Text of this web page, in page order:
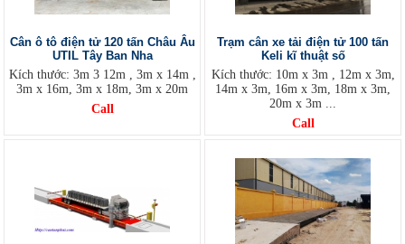
Cân ô tô điện tử 120 tấn Châu Âu
UTIL Tây Ban Nha
Kích thước: 3m 3 12m , 3m x 14m ,
3m x 16m, 3m x 18m, 3m x 20m
Call
Trạm cân xe tải điện tử 100 tấn
Keli kĩ thuật số
Kích thước: 10m x 3m , 12m x 3m,
14m x 3m, 16m x 3m, 18m x 3m,
20m x 3m ...
Call